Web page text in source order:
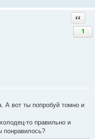
1
А вот ты попробуй томно и
то правильно и
понравилось?